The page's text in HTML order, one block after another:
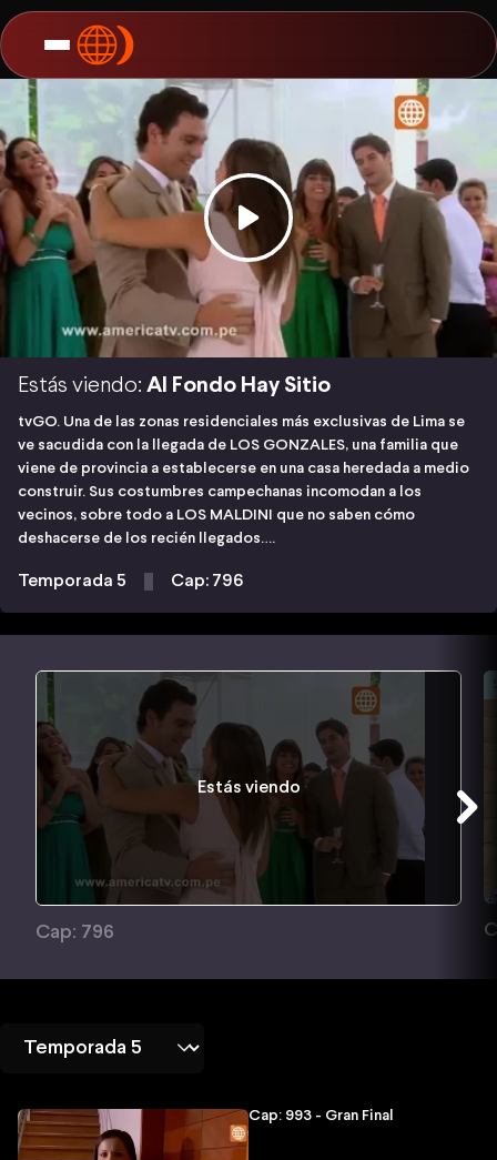
Estás viendo: Al Fondo Hay Sitio
tvGO. Una de las zonas residenciales más exclusivas de Lima se
ve sacudida con la llegada de LOS GONZALES, una familia que
viene de provincia a establecerse en una casa heredada a medio
construir. Sus costumbres campechanas incomodan a los
vecinos, sobre todo a LOS MALDINI que no saben cómo
deshacerse de los recién llegados….
Temporada 5 Cap: 796
Estás viendo
Cap: 796
Cap: 993 - Gran Final